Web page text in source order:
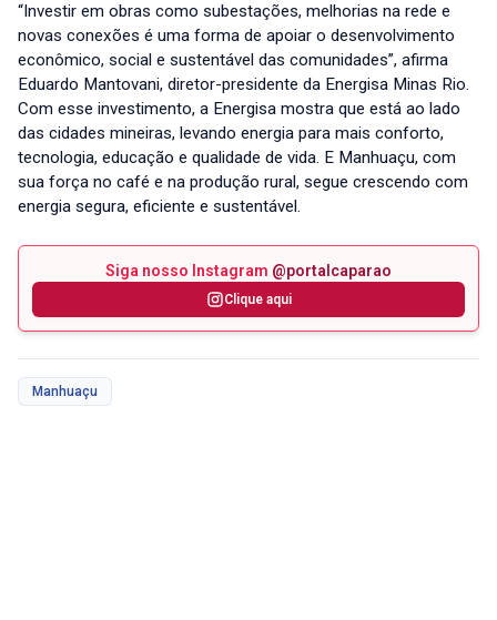
“Investir em obras como subestações, melhorias na rede e
novas conexões é uma forma de apoiar o desenvolvimento
econômico, social e sustentável das comunidades”, afirma
Eduardo Mantovani, diretor-presidente da Energisa Minas Rio.
Com esse investimento, a Energisa mostra que está ao lado
das cidades mineiras, levando energia para mais conforto,
tecnologia, educação e qualidade de vida. E Manhuaçu, com
sua força no café e na produção rural, segue crescendo com
energia segura, eficiente e sustentável.
Siga nosso Instagram @portalcaparao
Clique aqui
Manhuaçu